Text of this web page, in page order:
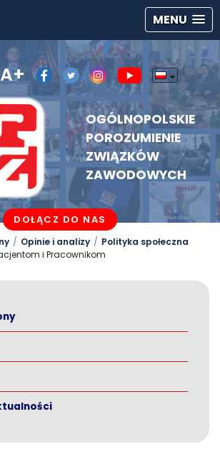
MENU
A+
OGÓLNOPOLSKIE
POROZUMIENIE
ZWIĄZKÓW
ZAWODOWYCH
DOŁĄCZ DO NAS
Opinie i analizy
Polityka społeczna
i Pracownikom